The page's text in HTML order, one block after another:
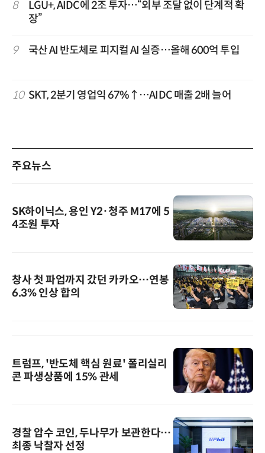
8
LGU+, AIDC에 2조 투자…“외부 조달 없이 단계적 확
장”
9 국산 AI 반도체로 피지컬 AI 실증…올해 600억 투입
10 SKT, 2분기 영업익 67%↑…AIDC 매출 2배 늘어
주요뉴스
SK하이닉스, 용인 Y2·청주 M17에 5
4조원 투자
창사 첫 파업까지 갔던 카카오…연봉
6.3% 인상 합의
트럼프, '반도체 핵심 원료' 폴리실리
콘 파생상품에 15% 관세
경찰 압수 코인, 두나무가 보관한다…
최종 낙찰자 선정